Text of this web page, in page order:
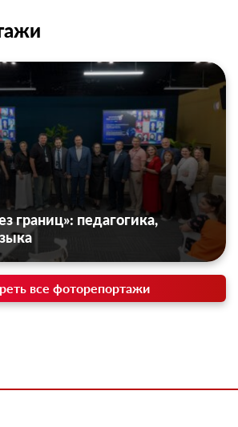
границ»: педагогика,
все фоторепортажи